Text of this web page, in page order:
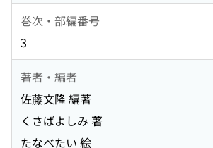
巻次・部編番号
3
著者・編者
佐藤文隆 編著
くさばよしみ 著
たなべたい 絵